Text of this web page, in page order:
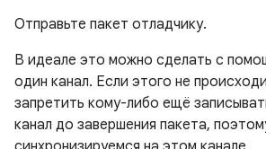
Отправьте пакет отладчику.
В идеале это можно сделать с
один канал. Если этого не
запретить кому-либо ещё
канал до завершения пакета,